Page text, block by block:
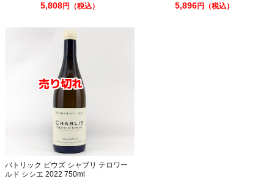
5,808円（税込） 5,896円（税込）
パトリック ピウズ シャブリ テロワー
ルド シシエ 2022 750ml